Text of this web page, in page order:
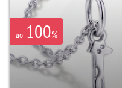
до 100%